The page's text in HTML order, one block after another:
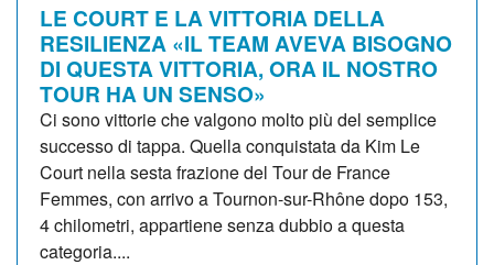
LE COURT E LA VITTORIA DELLA
RESILIENZA «IL TEAM AVEVA BISOGNO
DI QUESTA VITTORIA, ORA IL NOSTRO
TOUR HA UN SENSO»
Ci sono vittorie che valgono molto più del semplice
successo di tappa. Quella conquistata da Kim Le
Court nella sesta frazione del Tour de France
Femmes, con arrivo a Tournon-sur-Rhône dopo 153,
4 chilometri, appartiene senza dubbio a questa
categoria....